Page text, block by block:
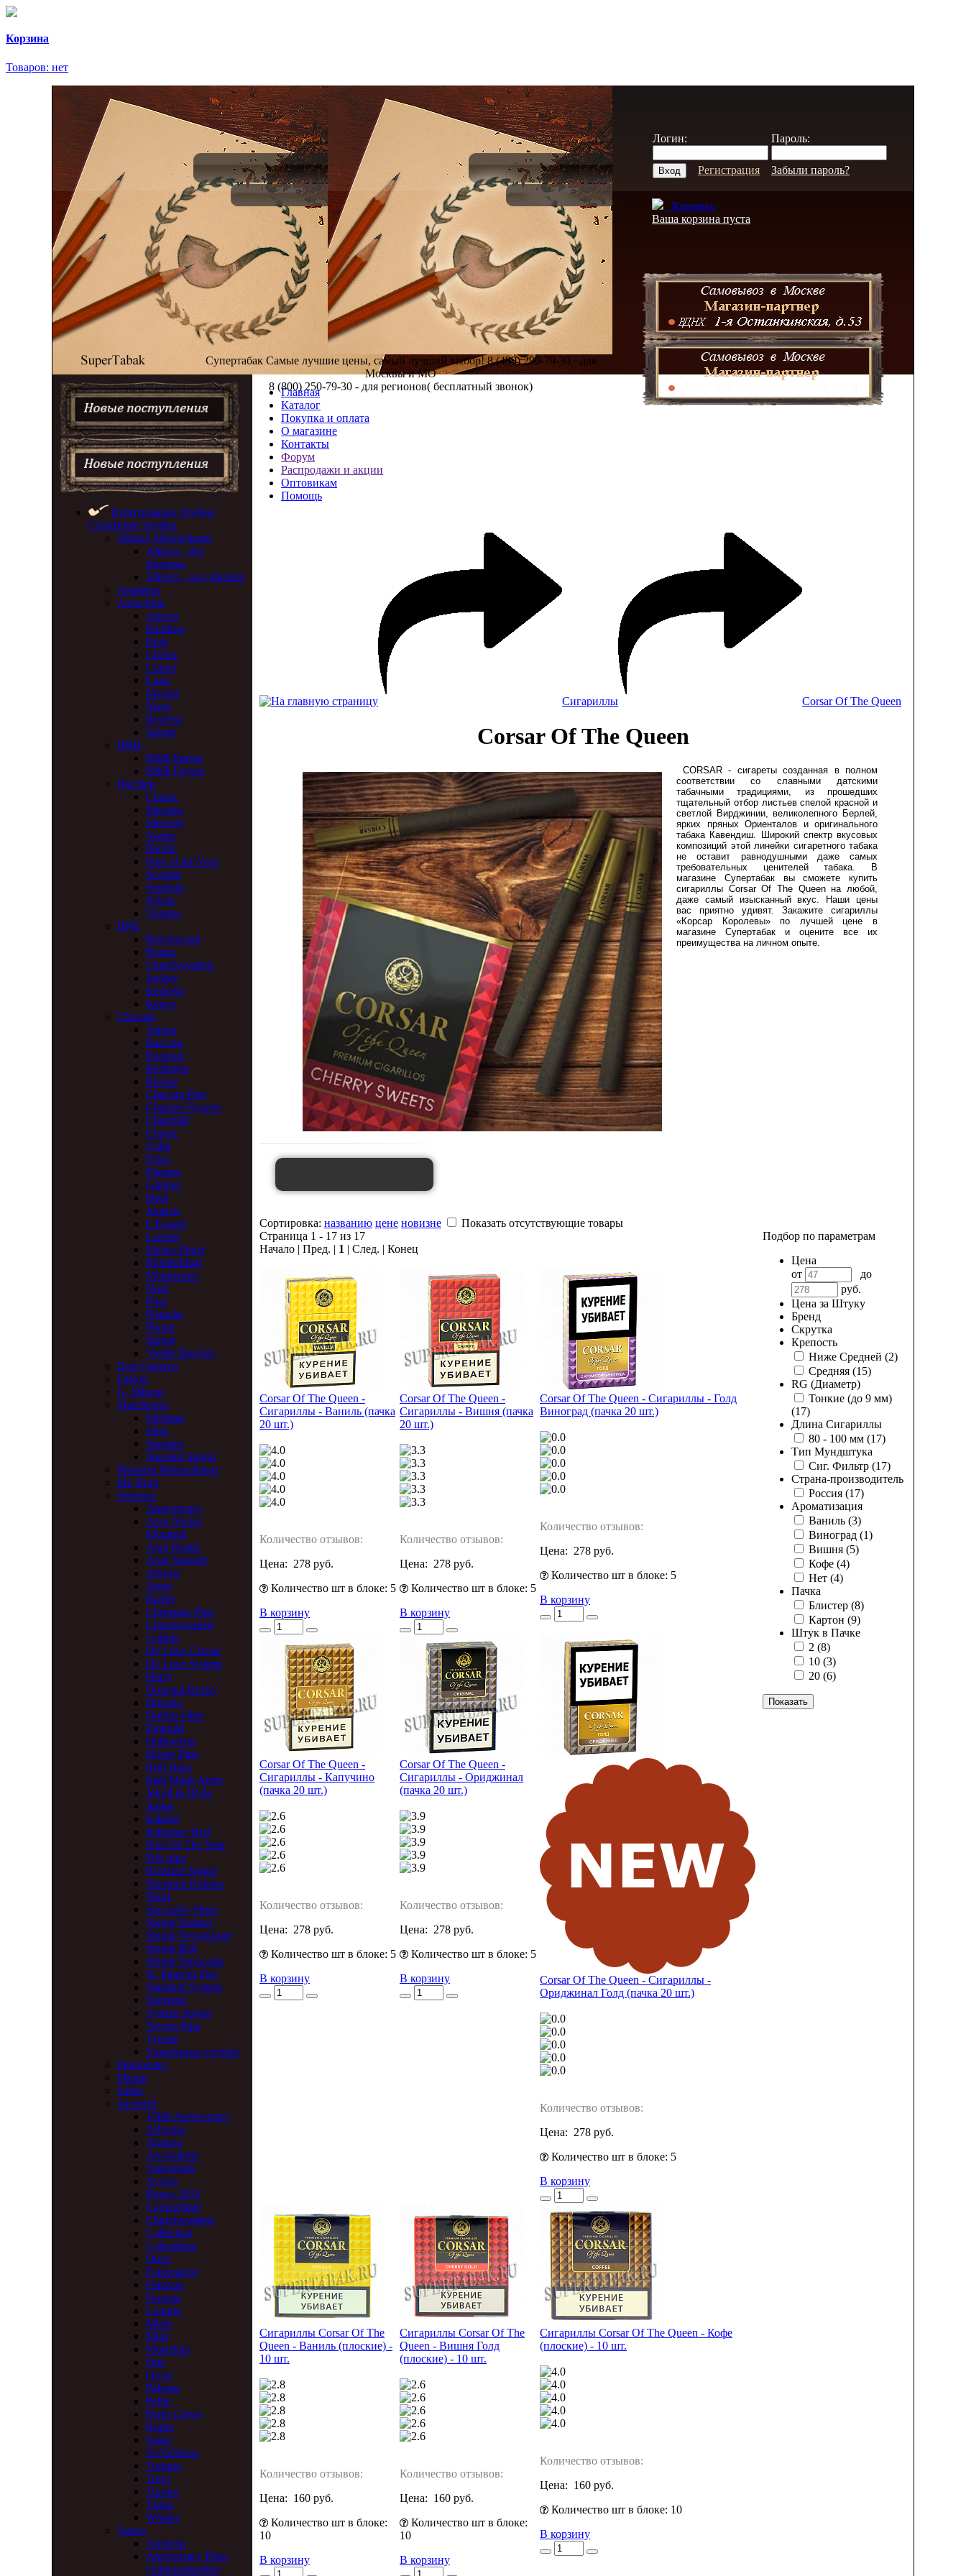
Корзина
Товаров: нет
Супертабак Самые лучшие цены, самый лучший выбор! 8 (499) 290-79-30 - для
Москвы и МО
8 (800) 250-79-30 - для регионов( бесплатный звонок)
Логин: Пароль:
Регистрация Забыли пароль?
Корзина:
Ваша корзина пуста
Курительные трубки
Серийные трубки
Altinay Meerschaum
Altinay - без
фильтра
Altinay - под фильтр
Amadeus
Astra Pipe
Aurora
Bamboo
Berk
Classic
Comet
Luna
Magnit
Nova
Reverse
Spigot
B&B
B&B Бриар
B&B Груша
Big Ben
Classic
Maestro
Mercury
Nautic
Pacific
Pipe of the Year
Scorpio
Starlight
Sylvia
Vintage
BPK
Beechwood
Bonzo
Churchwarden
Jockey
Kenvelo
Kenyo
Chacom
Alpina
Baccara
Baroque
Berlingot
Bienne
Chacom Pipe
Champs Elysees
Churchill
Classic
Cuba
Erica
Flumen
Ginkgo
Ideal
Jurassic
L'Essard
Laquee
Maitre-Pipier
Montbrillant
Montmartre
Noel
Pirat
Pistache
Plume
Spigot
Vieille Bruyere
Don Gustavo
Falcon
G. Mineto
Marchesini
Medium
Mini
Standart
Standart Spigot
Missouri Meerschaum
Mr. Brog
Peterson
Anniversary
Aran Nickel
Mounted
Aran Rustic
Aran Smooth
Arklow
Army
Barley
Christmas Pipe
Churchwarden
Cobble
De Luxe Classic
De Luxe System
Derry
Donegal Rocky
Dracula
Dublin Filter
Emerald
Halloween
House Pipe
Irish Harp
Irish Made Army
Jekyll & Hyde
Junior
Kildare
Killarney Red
Pipe Of The Year
Pub pipe
Rosslare Spigot
Sherlock Holmes
Short
Speciality Pipes
Spigot Natural
Spigot Newgrange
Spigot Red
Spigot Terracotta
St. Patricks Day
Standard System
Supreme
System Spigot
Tavern Pipe
Tyrone
Уценённые трубки
Pipemaster
Pipsan
Sahin
Savinelli
150th Anniversary
Alligator
Arancia
Arcobaleno
Autograph
Avorio
Bosco 2025
Camouflage
Churchwarden
Collection
Colombina
Dune
Esploratore
Fantasia
Fragola
Lunaria
Miele
Mini
Morellina
One
Oscar
Paloma
Petite
Porto Cervo
Roma
Sasso
St.Nicholas
Tortuga
Trevi
Tundra
Vigna
Whisky
Vauen
Ambrosi
Anniversary Pipes
(Jubilaumsreihe)
Главная
Каталог
Покупка и оплата
О магазине
Контакты
Форум
Распродажи и акции
Оптовикам
Помощь
Сигариллы Corsar Of The Queen
Corsar Of The Queen
CORSAR - cигареты созданная в полном
соответствии со славными датскими
табачными традициями, из прошедших
тщательный отбор листьев спелой красной и
светлой Вирджинии, великолепного Берлей,
ярких пряных Ориенталов и оригинального
табака Кавендиш. Широкий спектр вкусовых
композиций этой линейки сигаретного табака
не оставит равнодушными даже самых
требовательных ценителей табака. В
магазине Супертабак вы сможете купить
сигариллы Corsar Of The Queen на любой,
даже самый изысканный вкус. Наши цены
вас приятно удивят. Закажите сигариллы
«Корсар Королевы» по лучшей цене в
магазине Супертабак и оцените все их
преимущества на личном опыте.
Сортировка: названию цене новизне
Показать отсутствующие товары
Подбор по параметрам
Цена
от
до
руб.
Цена за Штуку
Бренд
Скрутка
Крепость
Ниже Средней (2)
Средняя (15)
RG (Диаметр)
Тонкие (до 9 мм)
(17)
Длина Сигариллы
80 - 100 мм (17)
Тип Мундштука
Сиг. Фильтр (17)
Страна-производитель
Россия (17)
Ароматизация
Ваниль (3)
Виноград (1)
Вишня (5)
Кофе (4)
Нет (4)
Пачка
Блистер (8)
Картон (9)
Штук в Пачке
2 (8)
10 (3)
20 (6)
Страница 1 - 17 из 17
Начало | Пред. | 1 | След. | Конец
Corsar Of The Queen -
Сигариллы - Ваниль (пачка
20 шт.)
Количество отзывов:
Цена: 278 руб.
Количество шт в блоке: 5
В корзину
Corsar Of The Queen -
Сигариллы - Вишня (пачка
20 шт.)
Количество отзывов:
Цена: 278 руб.
Количество шт в блоке: 5
В корзину
Corsar Of The Queen - Сигариллы - Голд
Виноград (пачка 20 шт.)
Количество отзывов:
Цена: 278 руб.
Количество шт в блоке: 5
В корзину
Corsar Of The Queen -
Сигариллы - Капучино
(пачка 20 шт.)
Количество отзывов:
Цена: 278 руб.
Количество шт в блоке: 5
В корзину
Corsar Of The Queen -
Сигариллы - Ориджинал
(пачка 20 шт.)
Количество отзывов:
Цена: 278 руб.
Количество шт в блоке: 5
В корзину
Corsar Of The Queen - Сигариллы -
Ориджинал Голд (пачка 20 шт.)
Количество отзывов:
Цена: 278 руб.
Количество шт в блоке: 5
В корзину
Сигариллы Corsar Of The
Queen - Ваниль (плоские) -
10 шт.
Количество отзывов:
Цена: 160 руб.
Количество шт в блоке:
10
В корзину
Сигариллы Corsar Of The
Queen - Вишня Голд
(плоские) - 10 шт.
Количество отзывов:
Цена: 160 руб.
Количество шт в блоке:
10
В корзину
Сигариллы Corsar Of The Queen - Кофе
(плоские) - 10 шт.
Количество отзывов:
Цена: 160 руб.
Количество шт в блоке: 10
В корзину